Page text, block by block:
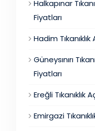
Halkapınar
Fiyatları
Hadim
Güneysınırı
Fiyatları
Ereğli Tıkanıklık
Emirgazi